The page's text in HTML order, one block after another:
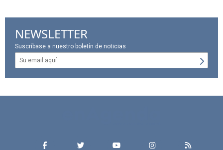
NEWSLETTER
Suscríbase a nuestro boletín de noticias